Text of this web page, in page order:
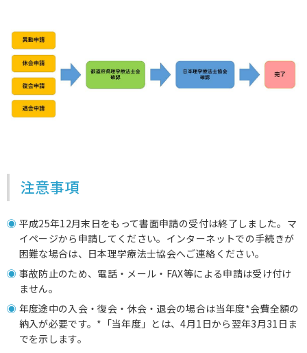
注意事項
平成25年12月末日をもって書面申請の受付は終了しました。マ
イページから申請してください。インターネットでの手続きが
困難な場合は、日本理学療法士協会へご連絡ください。
事故防止のため、電話・メール・FAX等による申請は受け付け
ません。
年度途中の入会・復会・休会・退会の場合は当年度*会費全額の
納入が必要です。*「当年度」とは、4月1日から翌年3月31日ま
でを示します。